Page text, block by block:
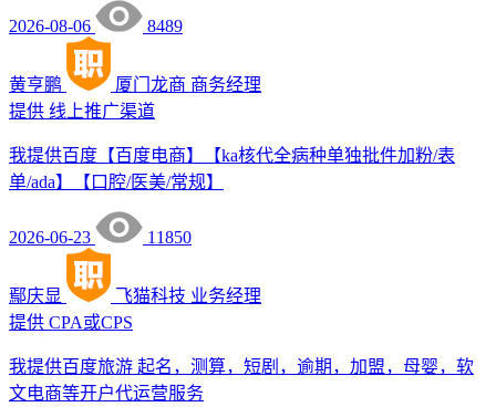
2026-08-06 8489
黄亨鹏 厦门龙商 商务经理
提供 线上推广渠道
我提供百度【百度电商】【ka核代全病种单独批件加粉/表
单/ada】【口腔/医美/常规】
2026-06-23 11850
鄢庆显 飞猫科技 业务经理
提供 CPA或CPS
我提供百度旅游 起名，测算，短剧，逾期，加盟，母婴，软
文电商等开户代运营服务